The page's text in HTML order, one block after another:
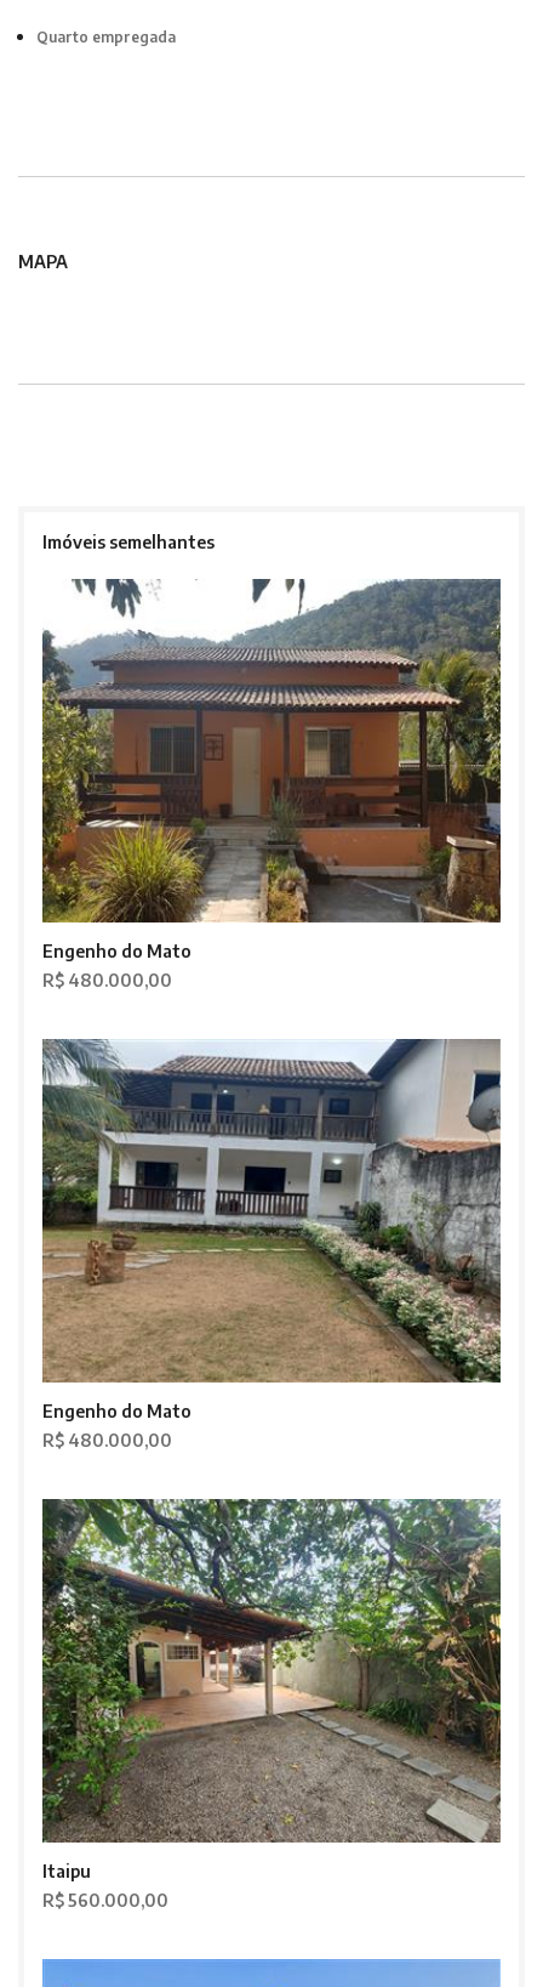
Quarto empregada
MAPA
Imóveis semelhantes
Engenho do Mato
R$ 480.000,00
Engenho do Mato
R$ 480.000,00
Itaipu
R$ 560.000,00